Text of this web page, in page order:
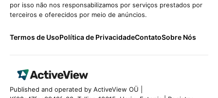
por isso não nos responsabilizamos por serviços prestados por
terceiros e oferecidos por meio de anúncios.
Termos de UsoPolítica de PrivacidadeContatoSobre Nós
Published and operated by ActiveView OÜ |